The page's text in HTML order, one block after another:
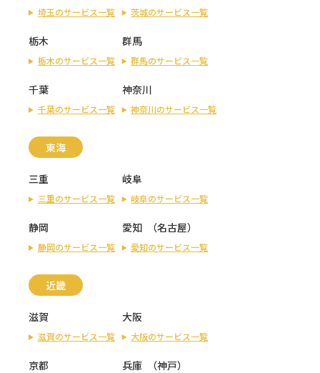
埼玉のサービス一覧 茨城のサービス一覧
栃木
栃木のサービス一覧
群馬
群馬のサービス一覧
千葉
千葉のサービス一覧
神奈川
神奈川のサービス一覧
東海
三重
三重のサービス一覧
岐阜
岐阜のサービス一覧
静岡
静岡のサービス一覧
愛知 （名古屋）
愛知のサービス一覧
近畿
滋賀
滋賀のサービス一覧
大阪
大阪のサービス一覧
京都 兵庫 （神戸）